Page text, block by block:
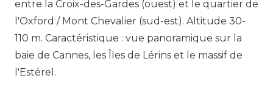
entre la Croix-des-Gardes (ouest) et le quartier de
l'Oxford / Mont Chevalier (sud-est). Altitude 30-
110 m. Caractéristique : vue panoramique sur la
baie de Cannes, les Îles de Lérins et le massif de
l'Estérel.